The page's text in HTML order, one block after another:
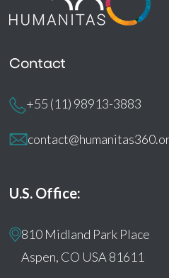
Contact
+55 (11) 98913-3883
U.S. Office:
810 Midland Park Place
Aspen, CO USA 81611